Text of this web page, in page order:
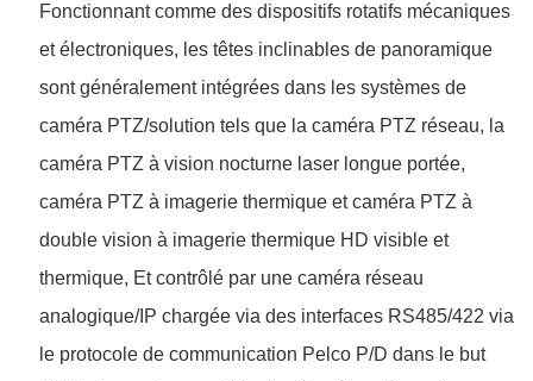
Fonctionnant comme des dispositifs rotatifs mécaniques
et électroniques, les têtes inclinables de panoramique
sont généralement intégrées dans les systèmes de
caméra PTZ/solution tels que la caméra PTZ réseau, la
caméra PTZ à vision nocturne laser longue portée,
caméra PTZ à imagerie thermique et caméra PTZ à
double vision à imagerie thermique HD visible et
thermique, Et contrôlé par une caméra réseau
analogique/IP chargée via des interfaces RS485/422 via
le protocole de communication Pelco P/D dans le but